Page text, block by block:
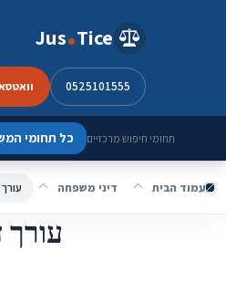
Jus Tice
0525101555
תחומי חיפוש מרכזיים כל תחומי
עמוד הבית דיני משפחה
עורך